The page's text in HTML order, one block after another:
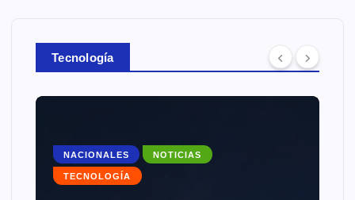
Tecnología
NACIONALES NOTICIAS
TECNOLOGÍA